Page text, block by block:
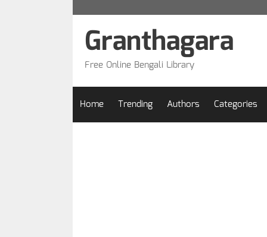
Granthagara
Free Online Bengali Library
Home Trending Authors Categories